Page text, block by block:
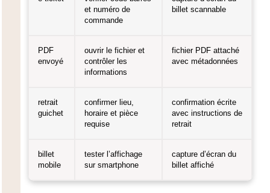
et numéro de
commande
billet scannable
PDF
envoyé
ouvrir le fichier et
contrôler les
informations
fichier PDF attaché
avec métadonnées
retrait
guichet
confirmer lieu,
horaire et pièce
requise
confirmation écrite
avec instructions de
retrait
billet
mobile
tester l’affichage
sur smartphone
capture d’écran du
billet affiché